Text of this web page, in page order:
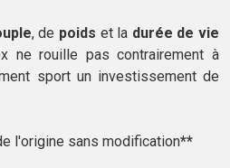
, de poids et la durée de vie
ne rouille pas contrairement à
sport un investissement de
l'origine sans modification**